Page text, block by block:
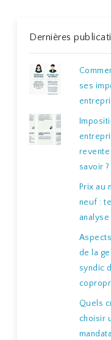
Dernières
ses
savoir ?
Prix au
neuf :
de la
syndic
Quels
choisir